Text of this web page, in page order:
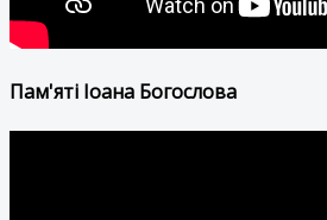
Пам'яті Іоана Богослова